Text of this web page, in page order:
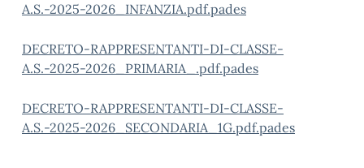
A.S.-2025-2026_INFANZIA.pdf.pades
DECRETO-RAPPRESENTANTI-DI-CLASSE-
A.S.-2025-2026_PRIMARIA_.pdf.pades
DECRETO-RAPPRESENTANTI-DI-CLASSE-
A.S.-2025-2026_SECONDARIA_1G.pdf.pades